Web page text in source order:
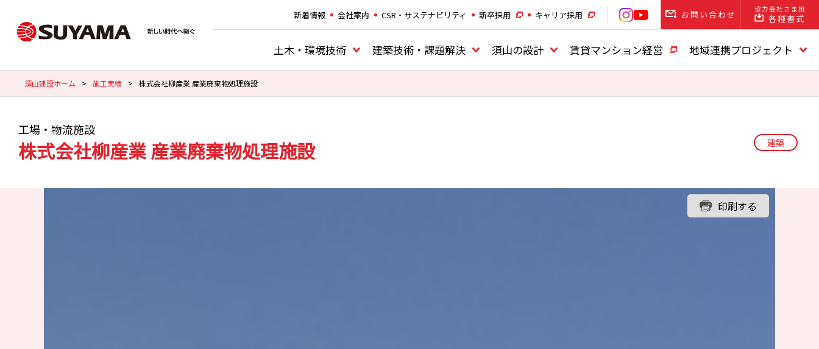
新着情報 会社案内 CSR・サステナビリティ 新卒採用 キャリア採用 お問い合わせ 協力会社さま用
各種書式
土木・環境技術 建築技術・課題解決 須山の設計 賃貸マンション経営 地域連携プロジェクト
須山建設ホーム > 施工実績 > 株式会社柳産業 産業廃棄物処理施設
工場・物流施設
株式会社柳産業 産業廃棄物処理施設 建築
印刷する